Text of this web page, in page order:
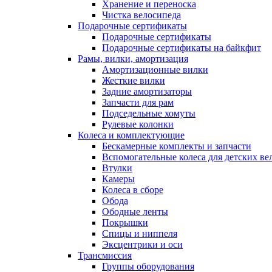
Хранение и переноска
Чистка велосипеда
Подарочные сертификаты
Подарочные сертификаты
Подарочные сертификаты на байкфит
Рамы, вилки, амортизация
Амортизационные вилки
Жесткие вилки
Задние амортизаторы
Запчасти для рам
Подседельные хомуты
Рулевые колонки
Колеса и комплектующие
Бескамерные комплекты и запчасти
Вспомогательные колеса для детских
Втулки
Камеры
Колеса в сборе
Обода
Ободные ленты
Покрышки
Спицы и ниппеля
Эксцентрики и оси
Трансмиссия
Группы оборудования